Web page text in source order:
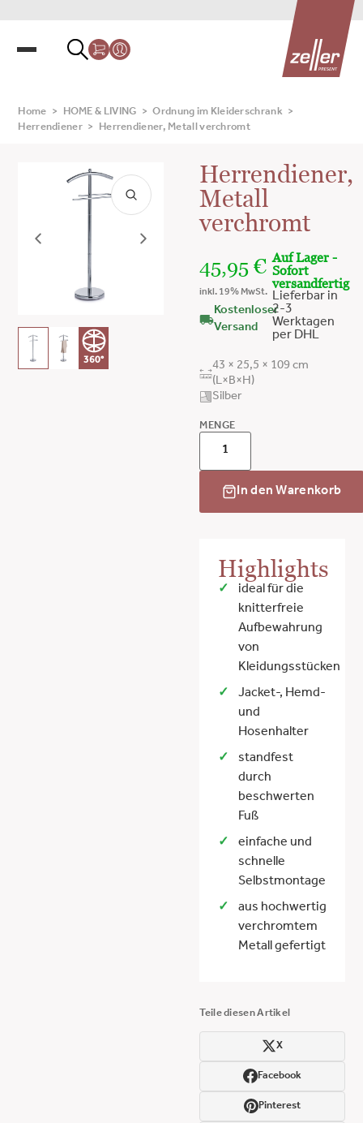
Home > HOME & LIVING > Ordnung im Kleiderschrank
>
Herrendiener > Herrendiener, Metall verchromt
360°
Herrendiener,
Metall
verchromt
45,95€
inkl. 19% MwSt.
Kostenloser
Versand
Auf Lager -
Sofort
versandfertig
Lieferbar in
2-3
Werktagen
per DHL
43 × 25,5 × 109 cm
(L×B×H)
Silber
MENGE
In den Warenkorb
Highlights
ideal für die
knitterfreie
Aufbewahrung
von
Kleidungsstücken
Jacket-, Hemd-
und
Hosenhalter
standfest
durch
beschwerten
Fuß
einfache und
schnelle
Selbstmontage
aus hochwertig
verchromtem
Metall gefertigt
Teile diesen Artikel
X
Facebook
Pinterest